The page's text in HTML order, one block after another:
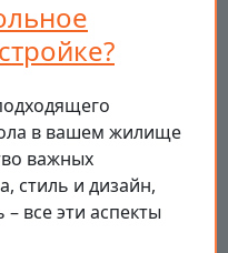
в вашем жилище
важных
стиль и дизайн,
все эти аспекты